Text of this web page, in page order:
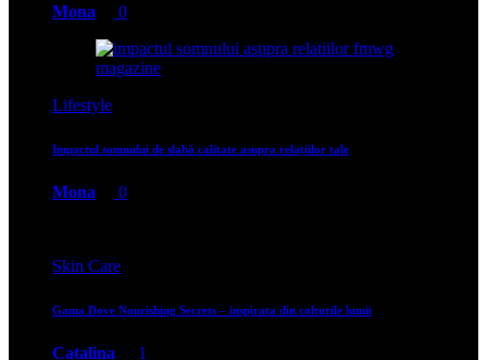
Mona 0
Lifestyle
Impactul somnului de slabă calitate asupra relațiilor tale
Mona 0
Skin Care
Gama Dove Nourishing Secrets – inspirata din colturile lumii
Catalina 1